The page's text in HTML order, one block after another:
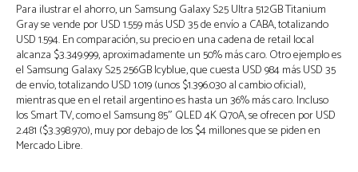
Para ilustrar el ahorro, un Samsung Galaxy S25 Ultra 512GB Titanium
Gray se vende por USD 1.559 más USD 35 de envío a CABA, totalizando
USD 1.594. En comparación, su precio en una cadena de retail local
alcanza $3.349.999, aproximadamente un 50% más caro. Otro ejemplo es
el Samsung Galaxy S25 256GB Icyblue, que cuesta USD 984 más USD 35
de envío, totalizando USD 1.019 (unos $1.396.030 al cambio oficial),
mientras que en el retail argentino es hasta un 36% más caro. Incluso
los Smart TV, como el Samsung 85″ QLED 4K Q70A, se ofrecen por USD
2.481 ($3.398.970), muy por debajo de los $4 millones que se piden en
Mercado Libre.